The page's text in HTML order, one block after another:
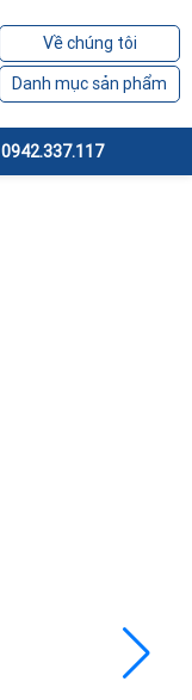
Về chúng tôi
Danh mục sản phẩm
0942.337.117